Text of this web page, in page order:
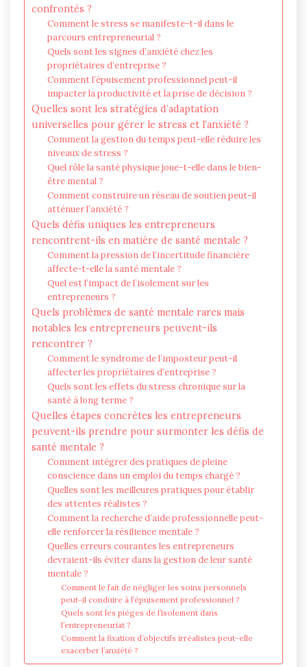
confrontés ?
Comment le stress se manifeste-t-il dans le
parcours entrepreneurial ?
Quels sont les signes d’anxiété chez les
propriétaires d’entreprise ?
Comment l’épuisement professionnel peut-il
impacter la productivité et la prise de décision ?
Quelles sont les stratégies d’adaptation
universelles pour gérer le stress et l’anxiété ?
Comment la gestion du temps peut-elle réduire les
niveaux de stress ?
Quel rôle la santé physique joue-t-elle dans le bien-
être mental ?
Comment construire un réseau de soutien peut-il
atténuer l’anxiété ?
Quels défis uniques les entrepreneurs
rencontrent-ils en matière de santé mentale ?
Comment la pression de l’incertitude financière
affecte-t-elle la santé mentale ?
Quel est l’impact de l’isolement sur les
entrepreneurs ?
Quels problèmes de santé mentale rares mais
notables les entrepreneurs peuvent-ils
rencontrer ?
Comment le syndrome de l’imposteur peut-il
affecter les propriétaires d’entreprise ?
Quels sont les effets du stress chronique sur la
santé à long terme ?
Quelles étapes concrètes les entrepreneurs
peuvent-ils prendre pour surmonter les défis de
santé mentale ?
Comment intégrer des pratiques de pleine
conscience dans un emploi du temps chargé ?
Quelles sont les meilleures pratiques pour établir
des attentes réalistes ?
Comment la recherche d’aide professionnelle peut-
elle renforcer la résilience mentale ?
Quelles erreurs courantes les entrepreneurs
devraient-ils éviter dans la gestion de leur santé
mentale ?
Comment le fait de négliger les soins personnels
peut-il conduire à l’épuisement professionnel ?
Quels sont les pièges de l’isolement dans
l’entrepreneuriat ?
Comment la fixation d’objectifs irréalistes peut-elle
exacerber l’anxiété ?